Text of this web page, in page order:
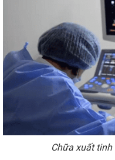
Chữa xuất